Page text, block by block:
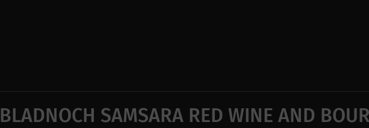
BLADNOCH SAMSARA RED WINE AND